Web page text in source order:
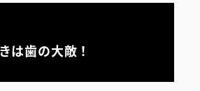
は歯の大敵！